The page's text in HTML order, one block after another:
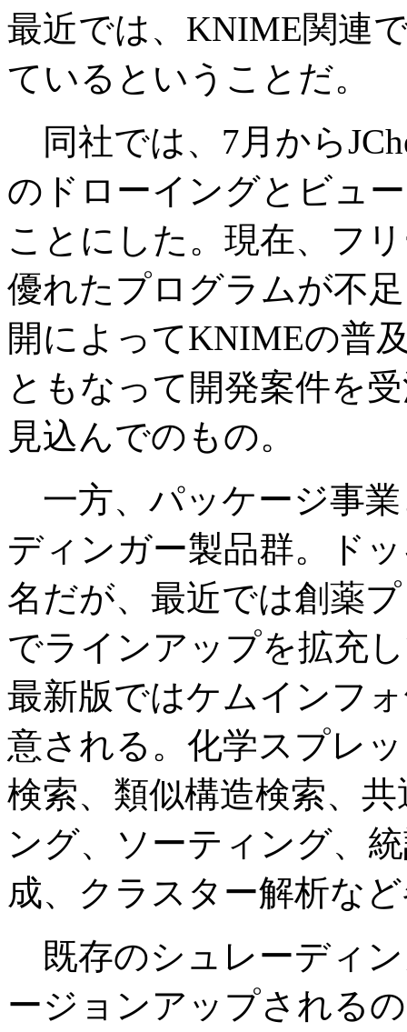
最近では、KNIME関連
ているということだ。
同社では、7月から
のドローイングとビュ
ことにした。現在、フ
優れたプログラムが不
開によってKNIMEの普
ともなって開発案件を
見込んでのもの。
一方、パッケージ事
ディンガー製品群。ド
名だが、最近では創薬
でラインアップを拡充
最新版ではケムインフ
意される。化学スプレ
検索、類似構造検索、
ング、ソーティング、
成、クラスター解析な
既存のシュレーディ
ージョンアップされる